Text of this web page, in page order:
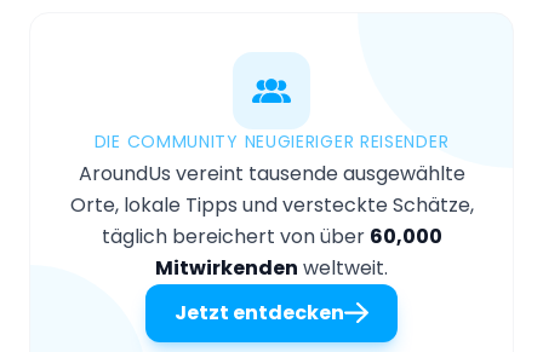
DIE COMMUNITY NEUGIERIGER REISENDER
AroundUs vereint tausende ausgewählte
Orte, lokale Tipps und versteckte Schätze,
täglich bereichert von über 60,000
Mitwirkenden weltweit.
Jetzt entdecken